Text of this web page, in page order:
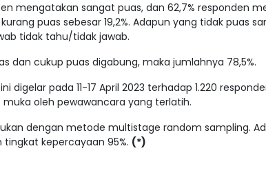
mengatakan sangat puas, dan 62,7% responden
puas sebesar 19,2%. Adapun yang tidak puas
tidak tahu/tidak jawab.
dan cukup puas digabung, maka jumlahnya 78,5%.
digelar pada 11-17 April 2023 terhadap 1.220
oleh pewawancara yang terlatih.
dengan metode multistage random sampling.
kepercayaan 95%. (*)